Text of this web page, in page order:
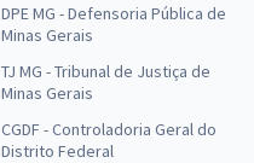
DPE MG - Defensoria Pública de
Minas Gerais
TJ MG - Tribunal de Justiça de
Minas Gerais
CGDF - Controladoria Geral do
Distrito Federal